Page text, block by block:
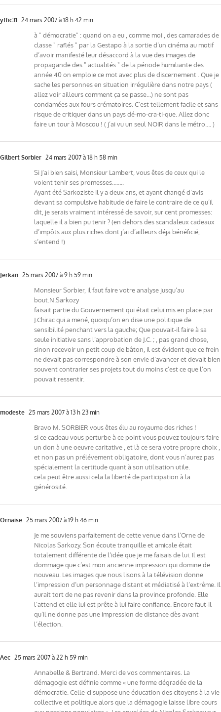
yffic31 24 mars 2007 à 18 h 42 min
à " démocratie" : quand on a eu , comme moi , des camarades de
classe " raflés " par la Gestapo à la sortie d’un cinéma au motif
d’avoir manifesté leur désaccord à la vue des images de
propagande des " actualités " de la période humiliante des
année 40 on emploie ce mot avec plus de discernement . Que je
sache les personnes en situation irrégulière dans notre pays (
allez voir ailleurs comment ça se passe…) ne sont pas
condamées aux fours crématoires. C’est tellement facile et sans
risque de critiquer dans un pays dé-mo-cra-ti-que. Allez donc
faire un tour à Moscou ! ( j’ai vu un seul NOIR dans le métro…. )
Gilbert Sorbier 24 mars 2007 à 18 h 58 min
Si J’ai bien saisi, Monsieur Lambert, vous êtes de ceux qui le
voient tenir ses promesses……..
Ayant été Sarkoziste il y a deux ans, et ayant changé d’avis
devant sa compulsive habitude de faire le contraire de ce qu’il
dit, je serais vraiment intéressé de savoir, sur cent promesses:
laquelle il a bien pu tenir ? (en dehors des scandaleux cadeaux
d’impôts aux plus riches dont j’ai d’ailleurs déja bénéficié,
s’entend !)
Jerkan 25 mars 2007 à 9 h 59 min
Monsieur Sorbier, il faut faire votre analyse jusqu’au
bout.N.Sarkozy
faisait partie du Gouvernement qui était celui mis en place par
J.Chirac qui a mené, quoiqu’on en dise une politique de
sensibilité penchant vers la gauche; Que pouvait-il faire à sa
seule initiative sans l’approbation de J.C. ; , pas grand chose,
sinon recevoir un petit coup de bâton, il est évident que ce frein
ne devait pas correspondre à son envie d’avancer et devait bien
souvent contrarier ses projets tout du moins c’est ce que l’on
pouvait ressentir.
modeste 25 mars 2007 à 13 h 23 min
Bravo M. SORBIER vous êtes élu au royaume des riches !
si ce cadeau vous perturbe à ce point vous pouvez toujours faire
un don à une oeuvre caritative , et là ce sera votre propre choix ,
et non pas un prélévement obligatoire, dont vous n’aurez pas
spécialement la certitude quant à son utilisation utile.
cela peut être aussi cela la liberté de participation à la
générosité.
Ornaise 25 mars 2007 à 19 h 46 min
Je me souviens parfaitement de cette venue dans l’Orne de
Nicolas Sarkozy. Son écoute tranquille et amicale était
totalement différente de l’idée que je me faisais de lui. Il est
dommage que c’est mon ancienne impression qui domine de
nouveau. Les images que nous lisons à la télévision donne
l’impression d’un personnage distant et médiatisé à l’extrême. Il
aurait tort de ne pas revenir dans la province profonde. Elle
l’attend et elle lui est prête à lui faire confiance. Encore faut-il
qu’il ne donne pas une impression de distance dès avant
l’élection.
Aec 25 mars 2007 à 22 h 59 min
Annabelle & Bertrand. Merci de vos commentaires. La
démagogie est définie comme « une forme dégradée de la
démocratie. Celle-ci suppose une éducation des citoyens à la vie
collective et politique alors que la démagogie laisse libre cours